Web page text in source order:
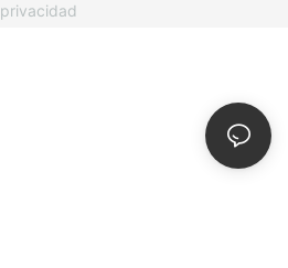
privacidad